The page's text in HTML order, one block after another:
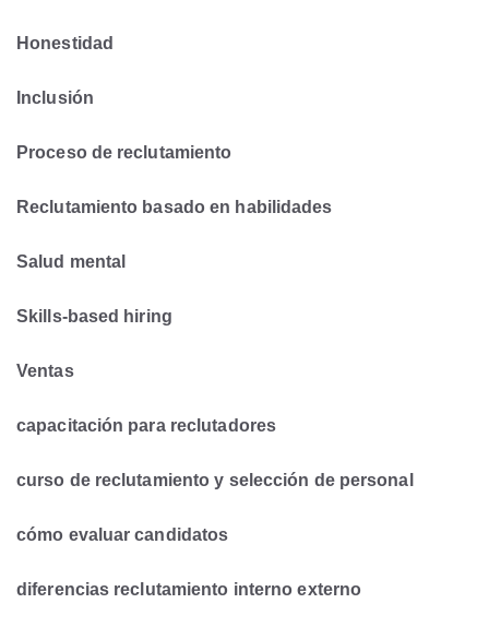
Honestidad
Inclusión
Proceso de reclutamiento
Reclutamiento basado en habilidades
Salud mental
Skills-based hiring
Ventas
capacitación para reclutadores
curso de reclutamiento y selección de personal
cómo evaluar candidatos
diferencias reclutamiento interno externo